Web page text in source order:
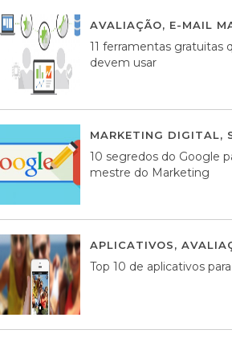
AVALIAÇÃO, E-MAIL
11 ferramentas gratuitas
devem usar
MARKETING DIGITAL,
10 segredos do Google
mestre do Marketing
APLICATIVOS,
Top 10 de aplicativos